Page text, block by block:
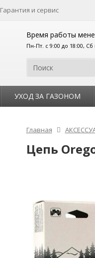
Гарантия и сервис
Время работы
Пн-Пт. с 9:00 до 18:00,
УХОД ЗА ГАЗОНОМ
Главная
Цепь